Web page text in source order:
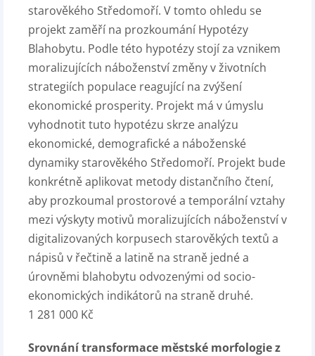
starověkého Středomoří. V tomto ohledu se
projekt zaměří na prozkoumání Hypotézy
Blahobytu. Podle této hypotézy stojí za vznikem
moralizujících náboženství změny v životních
strategiích populace reagující na zvýšení
ekonomické prosperity. Projekt má v úmyslu
vyhodnotit tuto hypotézu skrze analýzu
ekonomické, demografické a náboženské
dynamiky starověkého Středomoří. Projekt bude
konkrétně aplikovat metody distančního čtení,
aby prozkoumal prostorové a temporální vztahy
mezi výskyty motivů moralizujících náboženství v
digitalizovaných korpusech starověkých textů a
nápisů v řečtině a latině na straně jedné a
úrovněmi blahobytu odvozenými od socio-
ekonomických indikátorů na straně druhé.
1 281 000 Kč
Srovnání transformace městské morfologie z